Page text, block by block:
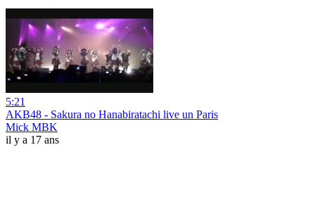
5:21
AKB48 - Sakura no Hanabiratachi live un Paris
Mick MBK
il y a 17 ans